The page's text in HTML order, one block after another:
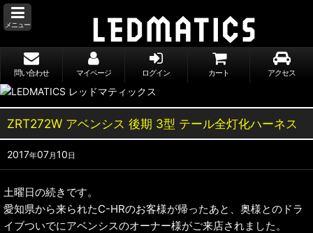
メニュー
問い合わせ マイページ ログイン カート アクセス
ZRT272W アベンシス 後期 3型 テール全灯化ハーネス
2017年07月10日
土曜日の続きです。
愛知県から来られたC-HRのお客様が帰ったあと、奥様とのドラ
イブついでにアベンシスのオーナー様がご来店されました。